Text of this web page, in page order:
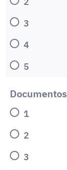
3
4
5
1
2
3